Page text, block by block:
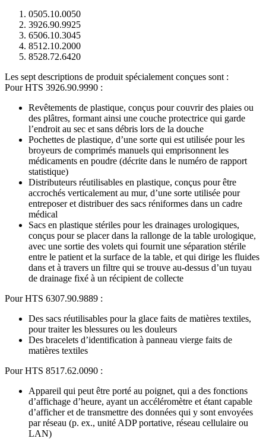
0505.10.0050
3926.90.9925
6506.10.3045
8512.10.2000
8528.72.6420
Les sept descriptions de produit spécialement conçues sont :
Pour HTS 3926.90.9990 :
Revêtements de plastique, conçus pour couvrir des plaies ou
des plâtres, formant ainsi une couche protectrice qui garde
l’endroit au sec et sans débris lors de la douche
Pochettes de plastique, d’une sorte qui est utilisée pour les
broyeurs de comprimés manuels qui emprisonnent les
médicaments en poudre (décrite dans le numéro de rapport
statistique)
Distributeurs réutilisables en plastique, conçus pour être
accrochés verticalement au mur, d’une sorte utilisée pour
entreposer et distribuer des sacs réniformes dans un cadre
médical
Sacs en plastique stériles pour les drainages urologiques,
conçus pour se placer dans la rallonge de la table urologique,
avec une sortie des volets qui fournit une séparation stérile
entre le patient et la surface de la table, et qui dirige les fluides
dans et à travers un filtre qui se trouve au-dessus d’un tuyau
de drainage fixé à un récipient de collecte
Pour HTS 6307.90.9889 :
Des sacs réutilisables pour la glace faits de matières textiles,
pour traiter les blessures ou les douleurs
Des bracelets d’identification à panneau vierge faits de
matières textiles
Pour HTS 8517.62.0090 :
Appareil qui peut être porté au poignet, qui a des fonctions
d’affichage d’heure, ayant un accéléromètre et étant capable
d’afficher et de transmettre des données qui y sont envoyées
par réseau (p. ex., unité ADP portative, réseau cellulaire ou
LAN)